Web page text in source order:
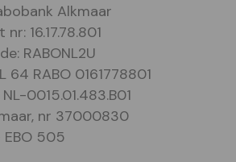
Alkmaar
16.17.78.801
RABONL2U
64 RABO 0161778801
0015.01.483.B01
nr 37000830
EBO 505